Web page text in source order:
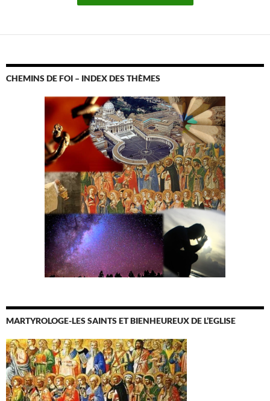
CHEMINS DE FOI – INDEX DES THÈMES
MARTYROLOGE-LES SAINTS ET BIENHEUREUX DE L’EGLISE